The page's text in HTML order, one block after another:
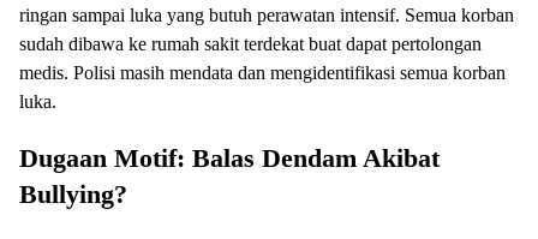
ringan sampai luka yang butuh perawatan intensif. Semua korban
sudah dibawa ke rumah sakit terdekat buat dapat pertolongan
medis. Polisi masih mendata dan mengidentifikasi semua korban
luka.
Dugaan Motif: Balas Dendam Akibat
Bullying?